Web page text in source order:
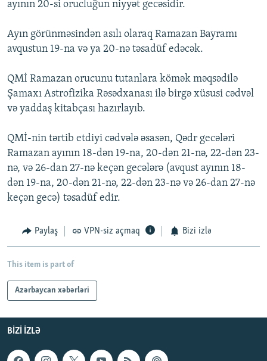
ayının 20-si orucluğun niyyət gecəsidir.
Ayın görünməsindən asılı olaraq Ramazan Bayramı
avqustun 19-na və ya 20-nə təsadüf edəcək.
QMİ Ramazan orucunu tutanlara kömək məqsədilə
Şamaxı Astrofizika Rəsədxanası ilə birgə xüsusi cədvəl
və yaddaş kitabçası hazırlayıb.
QMİ-nin tərtib etdiyi cədvələ əsasən, Qədr gecələri
Ramazan ayının 18-dən 19-na, 20-dən 21-nə, 22-dən 23-
nə, və 26-dan 27-nə keçən gecələrə (avqust ayının 18-
dən 19-na, 20-dən 21-nə, 22-dən 23-nə və 26-dan 27-nə
keçən gecə) təsadüf edir.
Paylaş VPN-siz açmaq Bizi izlə
This item is part of
Azərbaycan xəbərləri
BIZI IZLƏ